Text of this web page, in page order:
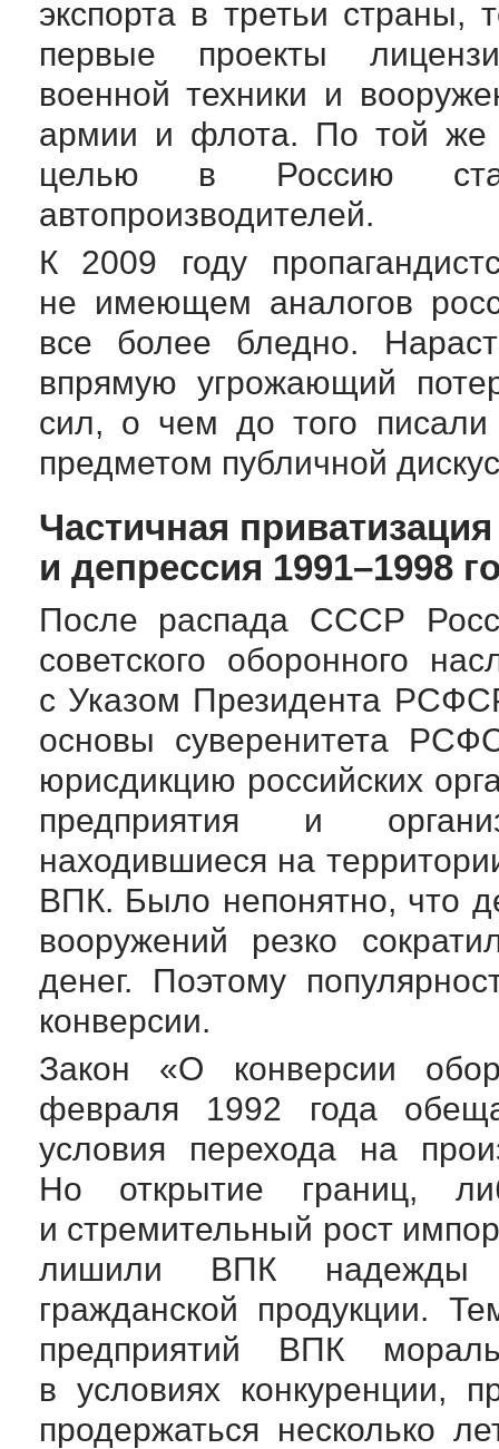
экспорта в третьи страны,
первые проекты
военной техники и
армии и флота. По той же
целью в Россию
автопроизводителей.
К 2009 году
не имеющем аналогов
все более бледно.
впрямую угрожающий
сил, о чем до того писали
предметом публичной
Частичная
и депрессия 1991–1998
После распада СССР
советского оборонного
с Указом Президента
основы суверенитета
юрисдикцию российских
предприятия и
находившиеся на
ВПК. Было непонятно, что
вооружений резко
денег. Поэтому
конверсии.
Закон «О конверсии
февраля 1992 года
условия перехода на
Но открытие границ,
и стремительный рост
лишили ВПК надежды
гражданской продукции.
предприятий ВПК
в условиях конкуренции,
продержаться несколько